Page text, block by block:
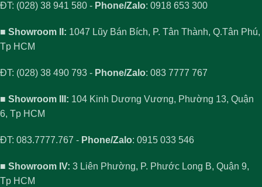
ĐT: (028) 38 941 580 - Phone/Zalo: 0918 653 300
■ Showroom II: 1047 Lũy Bán Bích, P. Tân Thành, Q.Tân Phú,
Tp HCM
ĐT: (028) 38 490 793 - Phone/Zalo: 083 7777 767
■ Showroom III: 104 Kinh Dương Vương, Phường 13, Quận
6, Tp HCM
ĐT: 083.7777.767 - Phone/Zalo: 0915 033 546
■ Showroom IV: 3 Liên Phường, P. Phước Long B, Quận 9,
Tp HCM